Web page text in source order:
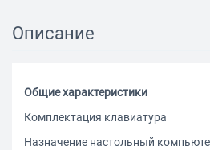
Описание
Общие характеристики
Комплектация клавиатура
Назначение настольный